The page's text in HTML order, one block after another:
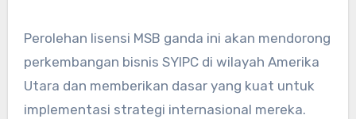
Perolehan lisensi MSB ganda ini akan mendorong
perkembangan bisnis SYIPC di wilayah Amerika
Utara dan memberikan dasar yang kuat untuk
implementasi strategi internasional mereka.